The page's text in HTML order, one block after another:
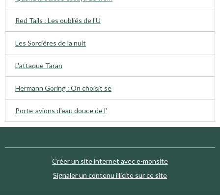
Red Tails : Les oubliés de l'U
Les Sorciéres de la nuit
L'attaque Taran
Hermann Göring : On choisit se
Porte-avions d'eau douce de l'
Créer un site internet avec e-monsite
Signaler un contenu illicite sur ce site